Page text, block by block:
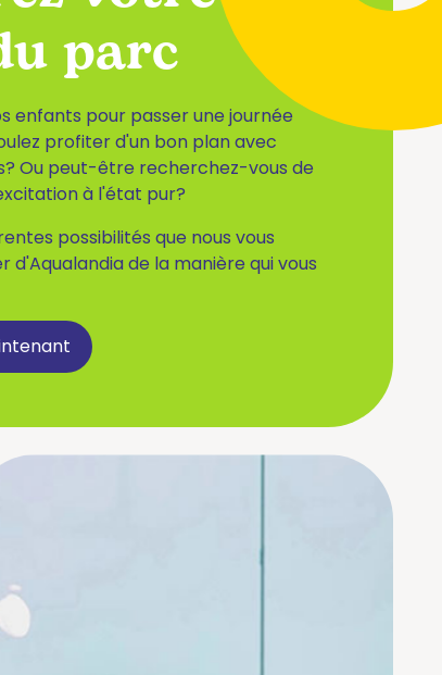
parc
enfants pour passer une journée
profiter d'un bon plan avec
Ou peut-être recherchez-vous de
à l'état pur?
possibilités que nous vous
de la manière qui vous